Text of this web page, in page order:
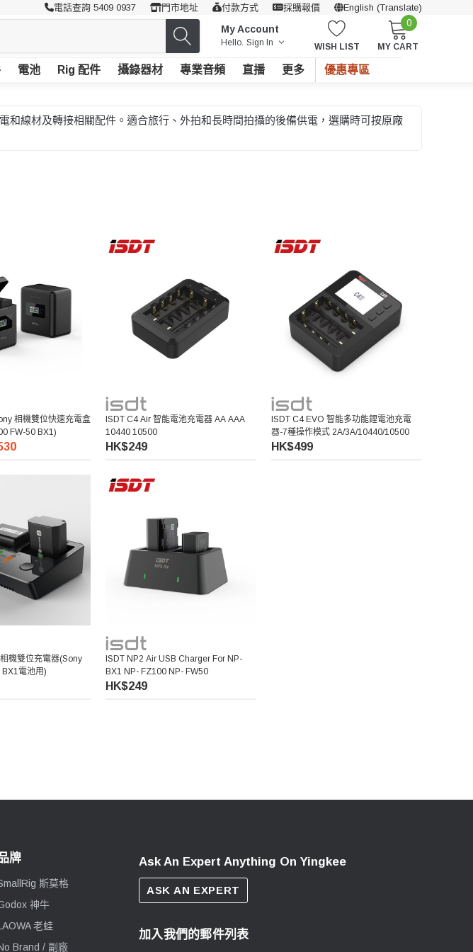
電話查詢 5409 0937 門市地址 付款方式 採購報價 English (Translate)
My Account
Hello. Sign In WISH LIST
0
MY CART
電池 Rig 配件 攝錄器材 專業音頻 直播 更多 優惠專區
和線材及轉接相關配件。適合旅行、外拍和長時間拍攝的後備供電，選購時可按原廠
相機雙位快速充電盒
FW-50 BX1)
ISDT C4 Air 智能電池充電器 AA AAA
10440 10500
HK$249
ISDT C4 EVO 智能多功能鋰電池充電
器-7種操作模式 2A/3A/10440/10500
HK$499
機雙位充電器(Sony
電池用)
ISDT NP2 Air USB Charger For NP-
BX1 NP- FZ100 NP- FW50
HK$249
牌
斯莫格
神牛
老蛙
Brand / 副廠
Ask An Expert Anything On Yingkee
ASK AN EXPERT
加入我們的郵件列表